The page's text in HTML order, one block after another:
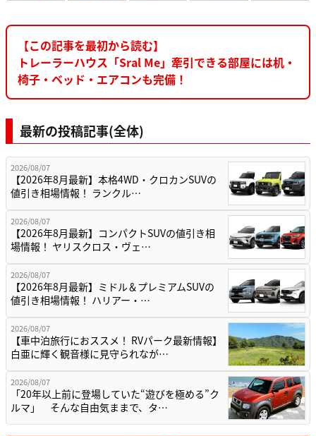
【この記事を最初から読む】
トレーラーハウス「Sral Me」牽引できる部屋には机・
椅子・ベッド・エアコンも完備！
最新の投稿記事(全体)
2026/08/07
【2026年8月最新】本格4WD・クロカンSUVの
値引き相場情報！ ランクル…
2026/08/07
【2026年8月最新】コンパクトSUVの値引き相
場情報！ ヤリスクロス・ヴェ…
2026/08/07
【2026年8月最新】ミドル＆プレミアムSUVの
値引き相場情報！ ハリアー・…
2026/08/07
【車中泊旅行におススメ！ RVパーク最新情報】
白亜に輝く観音様に見守られなが…
2026/08/07
「20年以上前に登場していた“遊びを極める”ク
ルマ」 そんな自由気ままで、タ…